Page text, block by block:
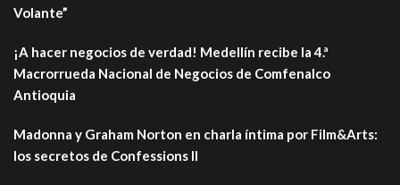
Volante”
¡A hacer negocios de verdad! Medellín recibe la 4.ª
Macrorrueda Nacional de Negocios de Comfenalco
Antioquia
Madonna y Graham Norton en charla íntima por Film&Arts:
los secretos de Confessions II